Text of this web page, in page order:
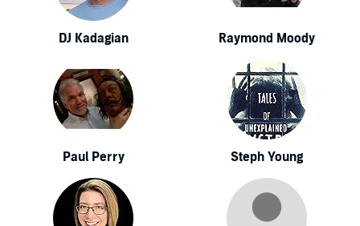
DJ Kadagian Raymond Moody
Paul Perry Steph Young